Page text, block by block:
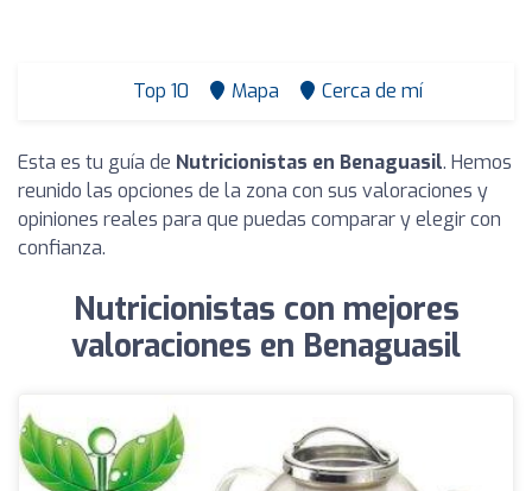
Top 10 Mapa Cerca de mí
Esta es tu guía de Nutricionistas en Benaguasil. Hemos
reunido las opciones de la zona con sus valoraciones y
opiniones reales para que puedas comparar y elegir con
confianza.
Nutricionistas con mejores
valoraciones en Benaguasil